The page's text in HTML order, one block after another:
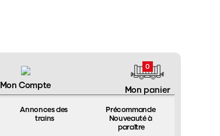
Mon Compte Mon panier
0
Annonces des
trains
Précommande
Nouveauté à
paraître